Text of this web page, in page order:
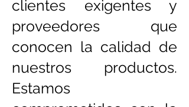
clientes exigentes y
proveedores que
conocen la calidad de
nuestros productos.
Estamos